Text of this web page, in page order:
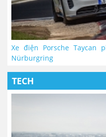
Xe điện Porsche Taycan
Nürburgring
TECH